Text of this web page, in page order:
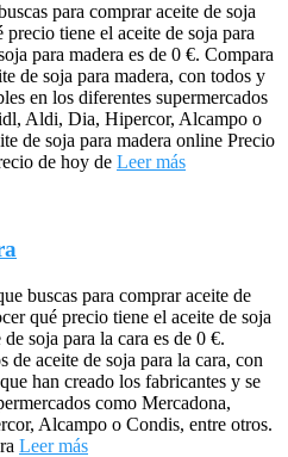
para comprar aceite de soja
precio tiene el aceite de soja para
para madera es de 0 €. Compara
de soja para madera, con todos y
en los diferentes supermercados
Aldi, Dia, Hipercor, Alcampo o
de soja para madera online Precio
de hoy de Leer más
buscas para comprar aceite de
qué precio tiene el aceite de soja
soja para la cara es de 0 €.
de aceite de soja para la cara, con
han creado los fabricantes y se
como Mercadona,
Alcampo o Condis, entre otros.
Leer más